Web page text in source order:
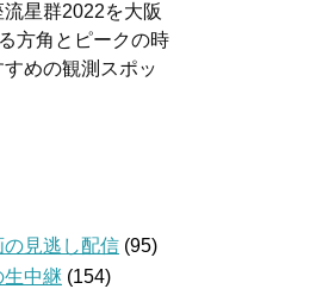
星群2022を大阪
方角とピークの時
すめの観測スポッ
の見逃し配信 (95)
中継 (154)